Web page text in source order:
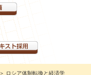
＞ ロシア体制転換と経済学